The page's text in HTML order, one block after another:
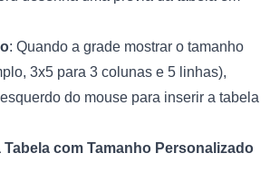
: Quando a grade mostrar o tamanho
3x5 para 3 colunas e 5 linhas),
do mouse para inserir a tabela
com Tamanho Personalizado